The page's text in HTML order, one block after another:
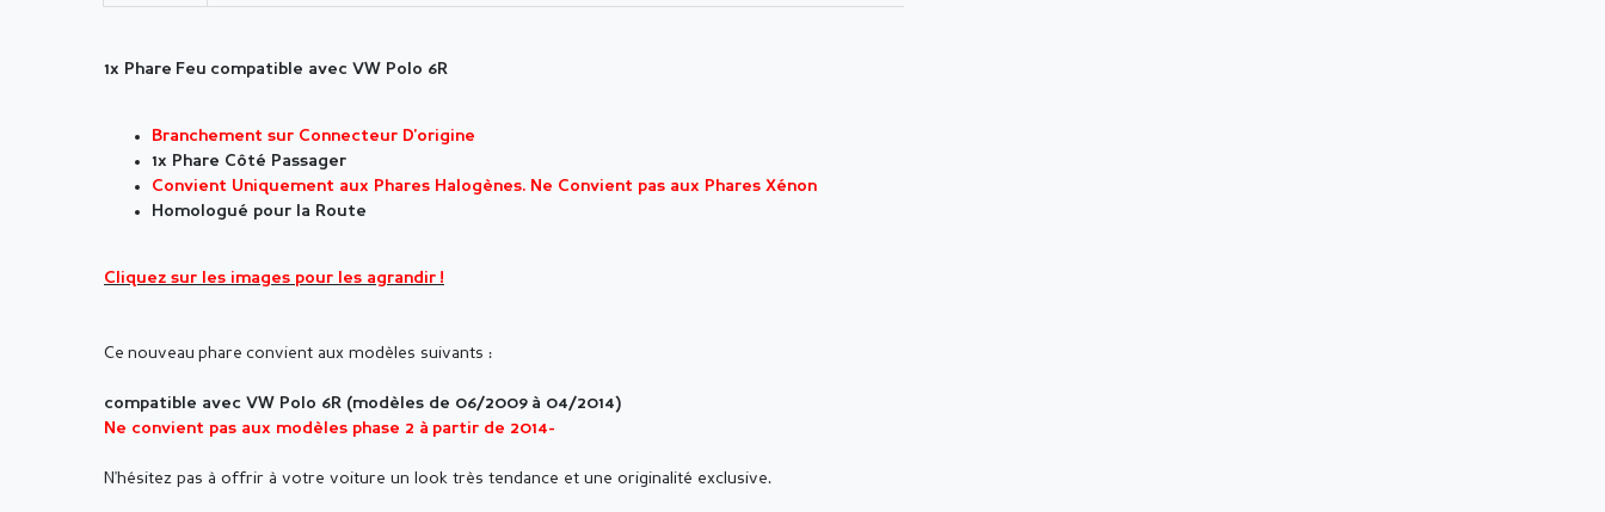
1x Phare Feu compatible avec VW Polo 6R
Branchement sur Connecteur D'origine
1x Phare Côté Passager
Convient Uniquement aux Phares Halogènes. Ne Convient pas aux Phares Xénon
Homologué pour la Route
Cliquez sur les images pour les agrandir !
Ce nouveau phare convient aux modèles suivants :
compatible avec VW Polo 6R (modèles de 06/2009 à 04/2014)
Ne convient pas aux modèles phase 2 à partir de 2014-
N'hésitez pas à offrir à votre voiture un look très tendance et une originalité exclusive.